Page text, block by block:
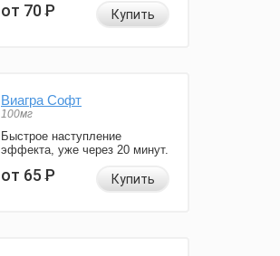
от 70Р Купить
Виагра Софт
100мг
Быстрое наступление
эффекта, уже через 20 минут.
от 65Р Купить